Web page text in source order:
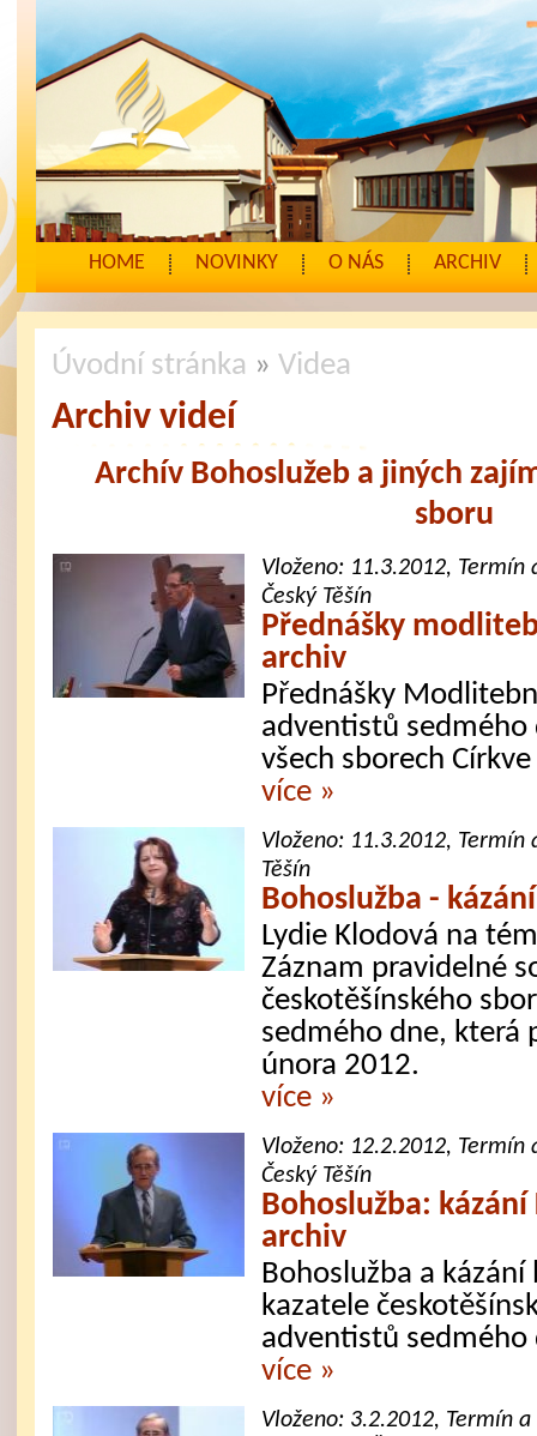
HOME NOVINKY O NÁS ARCHIV
Úvodní stránka » Videa
Archiv videí
Archív Bohoslužeb a jiných
sboru
Vloženo: 11.3.2012, Termín
Český Těšín
Přednášky
archiv
Přednášky
adventistů
všech sborech
více »
Vloženo: 11.3.2012, Termín
Těšín
Bohoslužba -
Lydie Klodová na
Záznam pravidelné
českotěšínského
sedmého dne, která
února 2012.
více »
Vloženo: 12.2.2012, Termín
Český Těšín
Bohoslužba:
archiv
Bohoslužba a
kazatele
adventistů sedmého
více »
Vloženo: 3.2.2012, Termín